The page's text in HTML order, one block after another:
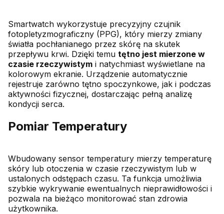
Smartwatch wykorzystuje precyzyjny czujnik
fotopletyzmograficzny (PPG), który mierzy zmiany
światła pochłanianego przez skórę na skutek
przepływu krwi. Dzięki temu tętno jest mierzone w
czasie rzeczywistym i natychmiast wyświetlane na
kolorowym ekranie. Urządzenie automatycznie
rejestruje zarówno tętno spoczynkowe, jak i podczas
aktywności fizycznej, dostarczając pełną analizę
kondycji serca.
Pomiar Temperatury
Wbudowany sensor temperatury mierzy temperaturę
skóry lub otoczenia w czasie rzeczywistym lub w
ustalonych odstępach czasu. Ta funkcja umożliwia
szybkie wykrywanie ewentualnych nieprawidłowości i
pozwala na bieżąco monitorować stan zdrowia
użytkownika.